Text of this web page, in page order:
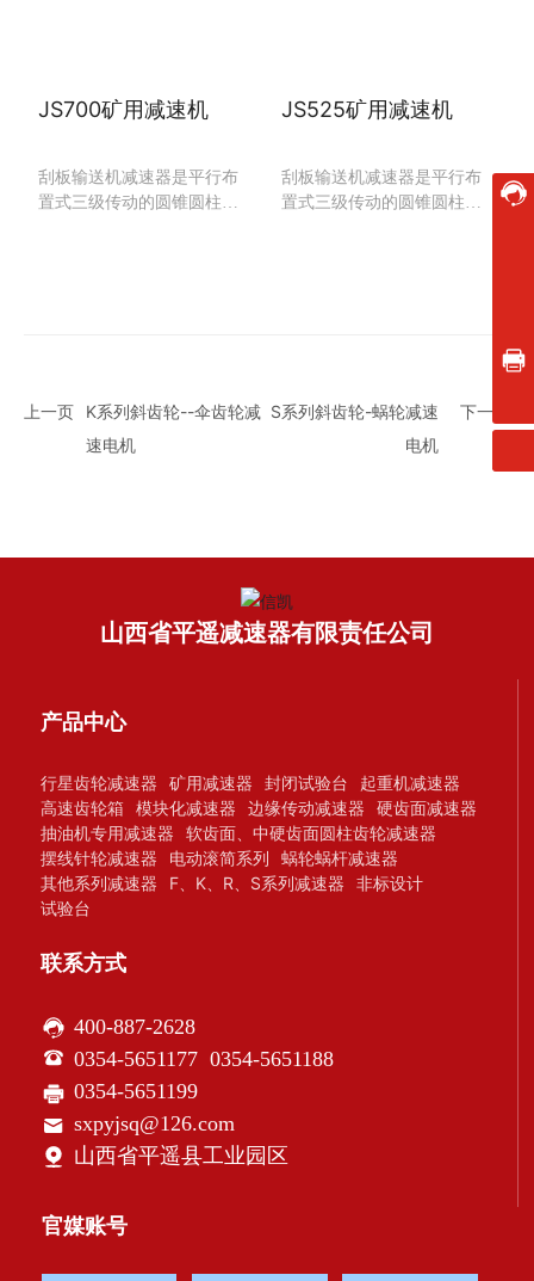
JS700矿用减速机
刮板输送机减速器是平行布
置式三级传动的圆锥圆柱齿
JS525矿用减速机
刮板输送机减速器是平行布
置式三级传动的圆锥圆柱齿
上一页
K系列斜齿轮--伞齿轮减
速电机
S系列斜齿轮-蜗轮减速
电机
下一页
山西省平遥减速器有限责任公司
产品中心
行星齿轮减速器 矿用减速器 封闭试验台
起重机减速器
高速齿轮箱
模块化减速器 边缘传动减速器
硬齿面减速器
抽油机专用减速器
软齿面、中硬齿面圆柱齿轮减速器
摆线针轮减速器
电动滚简系列
蜗轮蜗杆减速器
其他系列减速器
F、K、R、S系列减速器
非标设计
试验台
联系方式
400-887-2628
0354-5651177 0354-5651188
0354-5651199
sxpyjsq@126.com
山西省平遥县工业园区
官媒账号
400-887-2628